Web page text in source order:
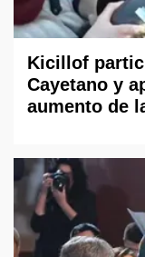
Kicillof
Cayetano y
aumento de